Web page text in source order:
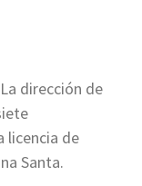
dirección de
licencia de
Santa.